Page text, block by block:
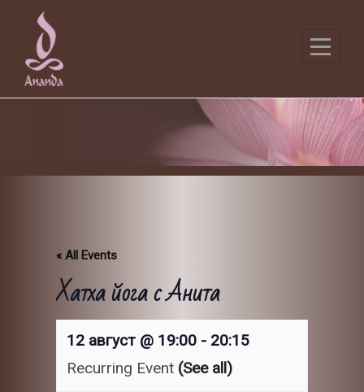
content
« All Events
Хатха йога с Анита
12 август @ 19:00 - 20:15
Recurring Event (See all)